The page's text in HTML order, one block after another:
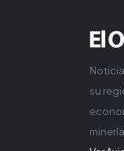
su